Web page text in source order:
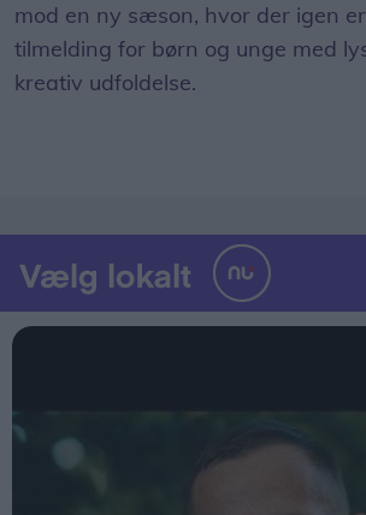
mod en ny sæson, hvor der igen
tilmelding for børn og unge med
kreativ udfoldelse.